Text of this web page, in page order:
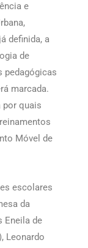
e
definida, a
de
pedagógicas
marcada.
por quais
Móvel de
escolares
da
Eneila de
Leonardo